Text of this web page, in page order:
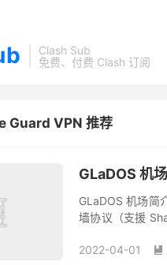
Clash Sub
免费、付费 Clash 订阅
Guard VPN 推荐
GLaDOS 机
GLaDOS 机场简
墙协议（支援
2022-04-01 